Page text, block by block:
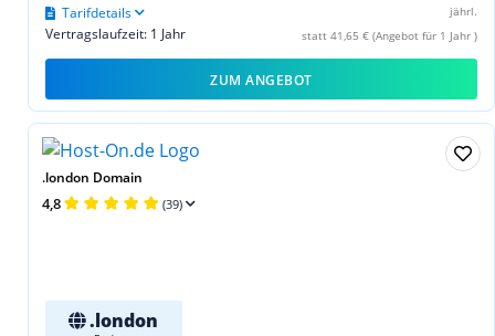
jährl.
statt 41,65 € (Angebot für 1 Jahr )
Vertragslaufzeit: 1 Jahr
Tarifdetails
ZUM ANGEBOT
.london Domain
4,8 (39)
.london